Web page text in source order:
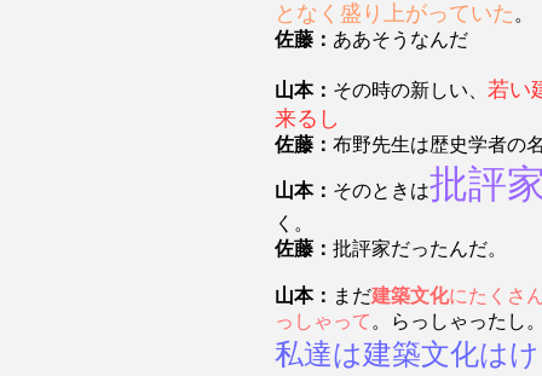
となく盛り上がっていた 。
佐藤： ああそうなんだ
山本： その時の新しい、 若い
来るし
佐藤： 布野先生は歴史学者の
山本： そのときは批評
く。
佐藤： 批評家だったんだ。
山本： まだ建築文化にたくさ
っしゃって 。らっしゃったし
私達は建築文化は